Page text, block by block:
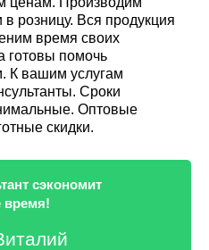
в розницу. Вся продукция
время своих
готовы помочь
К вашим услугам
Сроки
Оптовые
скидки.
сэкономит
время!